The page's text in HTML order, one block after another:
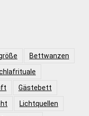
Bettwanzen
Gästebett
Lichtquellen